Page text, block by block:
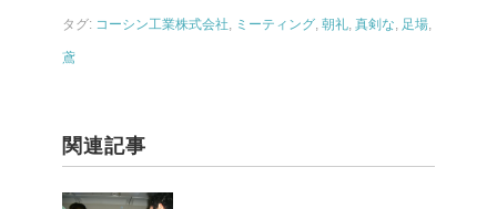
共
有
ク
し
て
だ
タグ: コーシン工業株式会社, ミーティング, 朝礼, 真剣な, 足場,
鳶
関連記事